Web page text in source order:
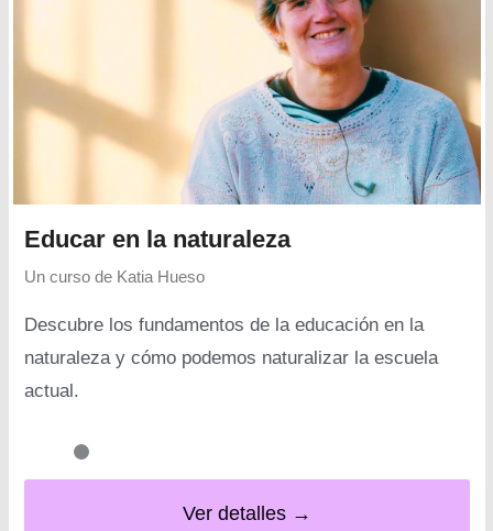
Educar en la naturaleza
Un curso de Katia Hueso
Descubre los fundamentos de la educación en la
naturaleza y cómo podemos naturalizar la escuela
actual.
Ver detalles →